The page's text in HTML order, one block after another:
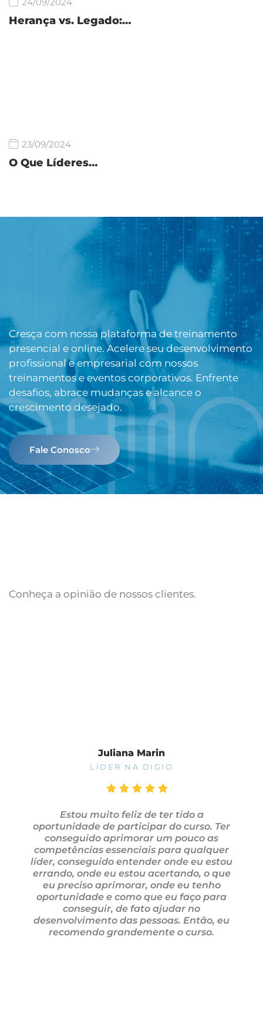
Herança vs. Legado:…
23/09/2024
O Que Líderes…
Cresça com nossa plataforma de treinamento
presencial e online. Acelere seu desenvolvimento
profissional e empresarial com nossos
treinamentos e eventos corporativos. Enfrente
desafios, abrace mudanças e alcance o
crescimento desejado.
Fale Conosco
Conheça a opinião de nossos clientes.
Juliana Marin
LÍDER NA DIGIO
Estou muito feliz de ter tido a
oportunidade de participar do curso. Ter
conseguido aprimorar um pouco as
competências essenciais para qualquer
líder, conseguido entender onde eu estou
errando, onde eu estou acertando, o que
eu preciso aprimorar, onde eu tenho
oportunidade e como que eu faço para
conseguir, de fato ajudar no
desenvolvimento das pessoas. Então, eu
recomendo grandemente o curso.